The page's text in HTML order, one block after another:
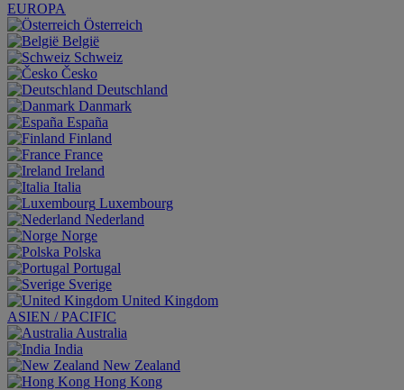
EUROPA
Österreich
België
Schweiz
Česko
Deutschland
Danmark
España
Finland
France
Ireland
Italia
Luxembourg
Nederland
Norge
Polska
Portugal
Sverige
United Kingdom
ASIEN / PACIFIC
Australia
India
New Zealand
Hong Kong